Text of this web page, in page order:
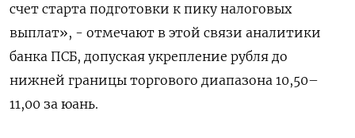
счет старта подготовки к пику налоговых
выплат», - отмечают в этой связи аналитики
банка ПСБ, допуская укрепление рубля до
нижней границы торгового диапазона 10,50–
11,00 за юань.